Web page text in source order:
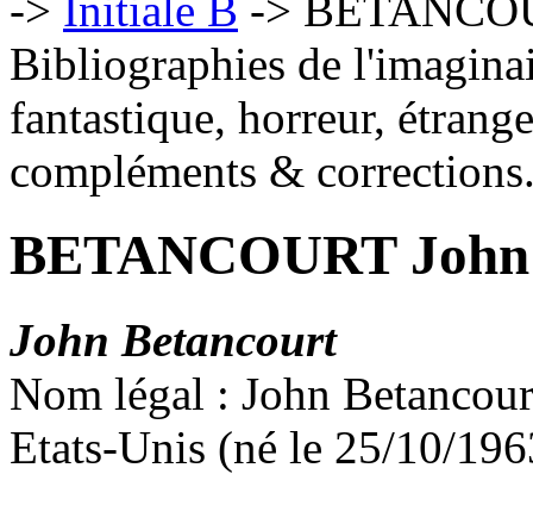
Bibliographies de
fantastique, horreur,
compléments &
BETANCOURT John
John Betancourt
Nom légal : John
Etats-Unis (né le 25/10/